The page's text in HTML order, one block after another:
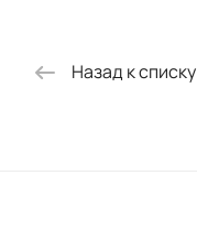
Назад к списку